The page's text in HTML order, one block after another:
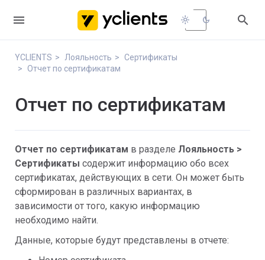
 light_mode dark_mode 
YCLIENTS Лояльность
Сертификаты
Отчет по сертификатам
Отчет по сертификатам
Отчет по сертификатам в разделе Лояльность >
Сертификаты содержит информацию обо всех
сертификатах, действующих в сети. Он может быть
сформирован в различных вариантах, в
зависимости от того, какую информацию
необходимо найти.
Данные, которые будут представлены в отчете: